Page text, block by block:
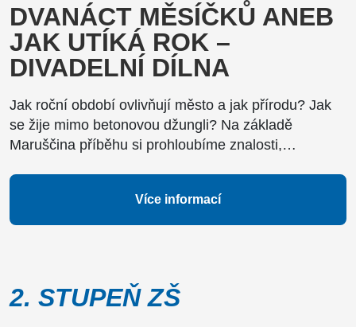
DVANÁCT MĚSÍČKŮ ANEB
JAK UTÍKÁ ROK –
DIVADELNÍ DÍLNA
Jak roční období ovlivňují město a jak přírodu? Jak
se žije mimo betonovou džungli? Na základě
Maruščina příběhu si prohloubíme znalosti,…
Více informací
2. STUPEŇ ZŠ